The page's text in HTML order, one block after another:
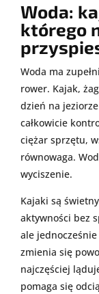
Woda:
którego
Woda ma
rower. Kajak,
dzień na
całkowicie
ciężar sprzętu,
równowaga.
wyciszenie.
Kajaki są
aktywności bez
ale
zmienia się
najczęściej
pomaga się